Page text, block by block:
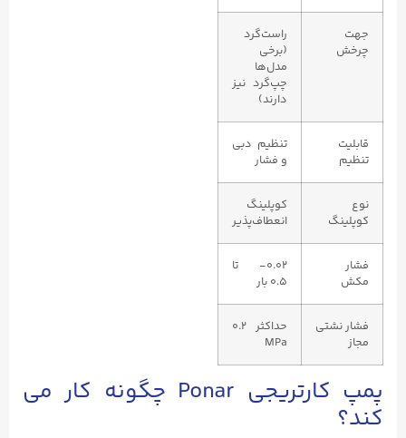
جهت
چرخش
راست‌گرد
(برخی
مدل‌ها
چپ‌گرد نیز
دارند)
قابلیت
تنظیم
تنظیم دبی
و فشار
نوع
کوپلینگ
کوپلینگ
انعطاف‌پذیر
فشار
مکش
۰.۰۲- تا
۰.۵ بار
فشار نشتی
مجاز
حداکثر ۰.۲
MPa
پمپ کارتریجی Ponar چگونه کار می
‌کند؟